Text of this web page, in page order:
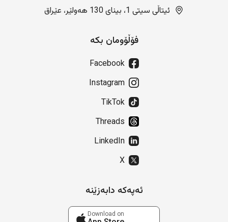
ئیتاڵی سیتی 1، بینای 130 هەولێر، عێراق
فۆڵۆومان بکە
Facebook
Instagram
TikTok
Threads
LinkedIn
X
ئەپەکە دابەزێنە
Download on